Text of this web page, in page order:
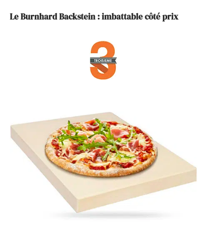
Le Burnhard Backstein : imbattable côté prix